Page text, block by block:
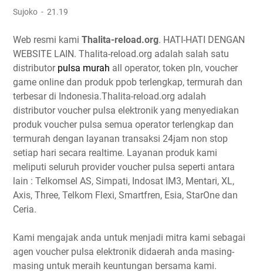
Sujoko 21.19
Web resmi kami Thalita-reload.org. HATI-HATI DENGAN
WEBSITE LAIN. Thalita-reload.org adalah salah satu
distributor pulsa murah all operator, token pln, voucher
game online dan produk ppob terlengkap, termurah dan
terbesar di Indonesia.Thalita-reload.org adalah
distributor voucher pulsa elektronik yang menyediakan
produk voucher pulsa semua operator terlengkap dan
termurah dengan layanan transaksi 24jam non stop
setiap hari secara realtime. Layanan produk kami
meliputi seluruh provider voucher pulsa seperti antara
lain : Telkomsel AS, Simpati, Indosat IM3, Mentari, XL,
Axis, Three, Telkom Flexi, Smartfren, Esia, StarOne dan
Ceria.
Kami mengajak anda untuk menjadi mitra kami sebagai
agen voucher pulsa elektronik didaerah anda masing-
masing untuk meraih keuntungan bersama kami.